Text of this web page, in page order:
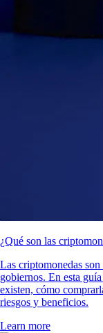
¿Qué son las
Las criptomonedas
gobiernos. En esta
existen, cómo
riesgos y beneficios.
Learn more